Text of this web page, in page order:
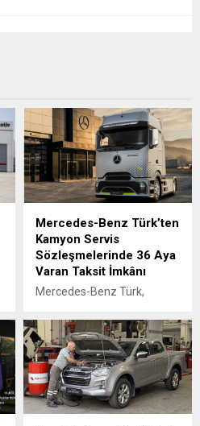
Mercedes-Benz Türk’ten
Kamyon Servis
Sözleşmelerinde 36 Aya
Varan Taksit İmkânı
Mercedes-Benz Türk,
yönelik servis
sözleşmelerinde sunduğu
36 aya varan taksit
imkânıyla bakım ve servis
süreçlerini daha esnek
ödeme seçenekleriyle